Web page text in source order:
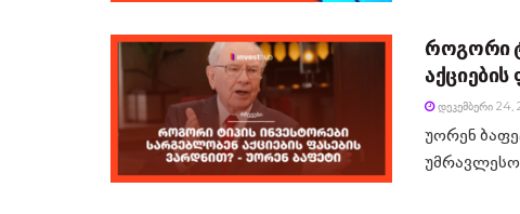
როგორი
ᲓᲔᲙᲔᲛᲑᲔᲠᲘ 24,
უორენ